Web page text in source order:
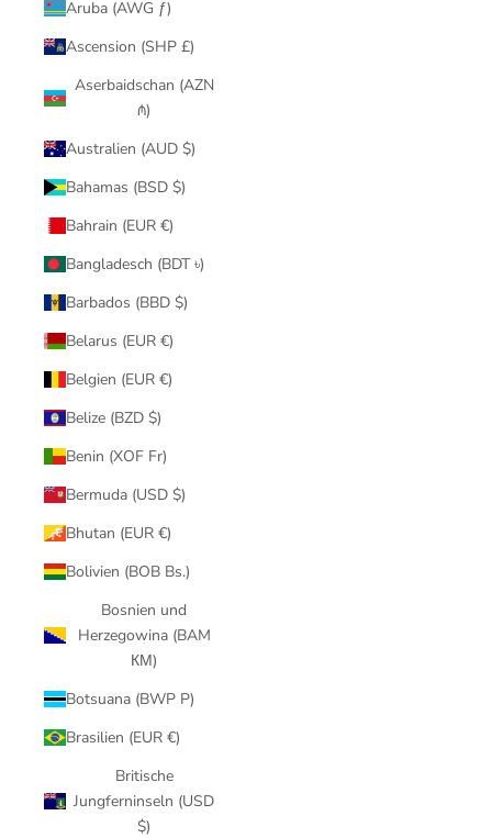
Aruba (AWG ƒ)
Ascension (SHP £)
Aserbaidschan (AZN
₼)
Australien (AUD $)
Bahamas (BSD $)
Bahrain (EUR €)
Bangladesch (BDT ৳)
Barbados (BBD $)
Belarus (EUR €)
Belgien (EUR €)
Belize (BZD $)
Benin (XOF Fr)
Bermuda (USD $)
Bhutan (EUR €)
Bolivien (BOB Bs.)
Bosnien und
Herzegowina (BAM
КМ)
Botsuana (BWP P)
Brasilien (EUR €)
Britische
Jungferninseln (USD
$)